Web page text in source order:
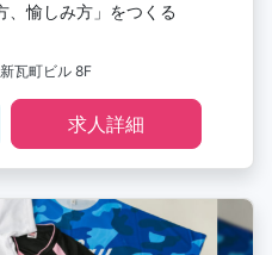
、愉しみ方」をつくる
瓦町ビル 8F
求人詳細